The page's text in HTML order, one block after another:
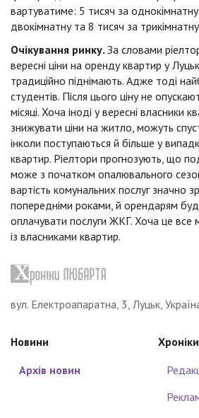
вартуватиме: 5 тисяч за
двокімнатну та 8 тисяч за
Очікування ринку. За словами
вересні ціни на оренду квартир у
традиційно піднімають. Адже тоді
студентів. Після цього ціну не
місяці. Хоча іноді у вересні власники
знижувати ціни на житло, можуть
інколи поступаються й більше у
квартир. Ріелтори прогнозують, що
може з початком опалювального
вартість комунальних послуг значно
попередніми роками, й орендарям
оплачувати послуги ЖКГ. Хоча це
із власниками квартир.
вул. Електроапаратна, 3, Луцьк,
Новини
Архів новин